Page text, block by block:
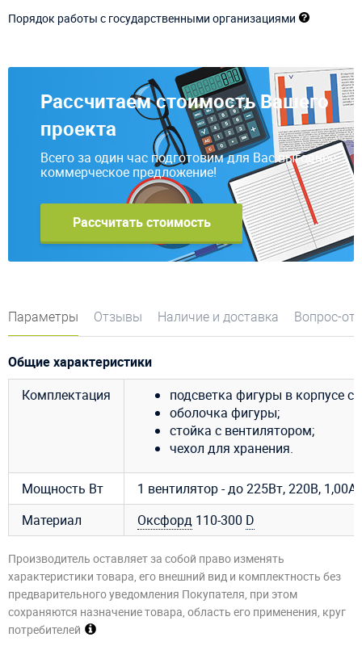
Порядок работы с государственными организациями
Рассчитаем стоимость Вашего
проекта
Всего за один час подготовим для Вас выгодное
коммерческое предложение!
Рассчитать стоимость
Параметры Отзывы Наличие и доставка Вопрос-
Общие характеристики
Комплектация
подсветка фигуры в корпусе
оболочка фигуры;
стойка с вентилятором;
чехол для хранения.
Мощность Вт
1 вентилятор - до 225Вт, 220В,
Материал
Оксфорд 110-300 D
Производитель оставляет за собой право изменять
характеристики товара, его внешний вид и комплектность без
предварительного уведомления Покупателя, при этом
сохраняются назначение товара, область его применения, круг
потребителей